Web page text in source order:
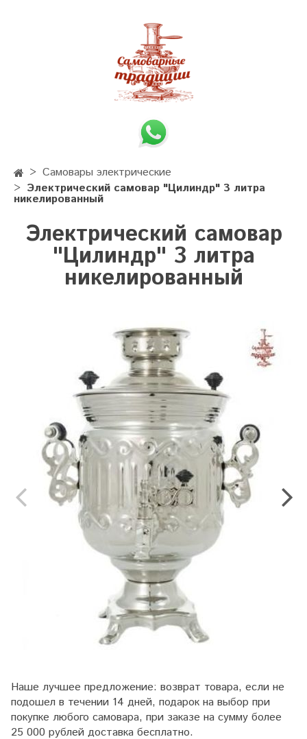
Самовары электрические
Электрический самовар "Цилиндр" 3 литра
никелированный
Электрический самовар
"Цилиндр" 3 литра
никелированный
Наше лучшее предложение: возврат товара, если не
подошел в течении 14 дней, подарок на выбор при
покупке любого самовара, при заказе на сумму более
25 000 рублей доставка бесплатно.